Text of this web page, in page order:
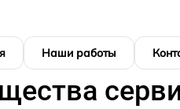
Наши работы